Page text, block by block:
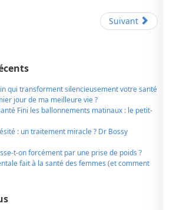
Suivant
qui transforment silencieusement votre santé
jour de ma meilleure vie ?
Fini les ballonnements matinaux : le petit-
: un traitement miracle ? Dr Bossy
t-on forcément par une prise de poids ?
fait à la santé des femmes (et comment